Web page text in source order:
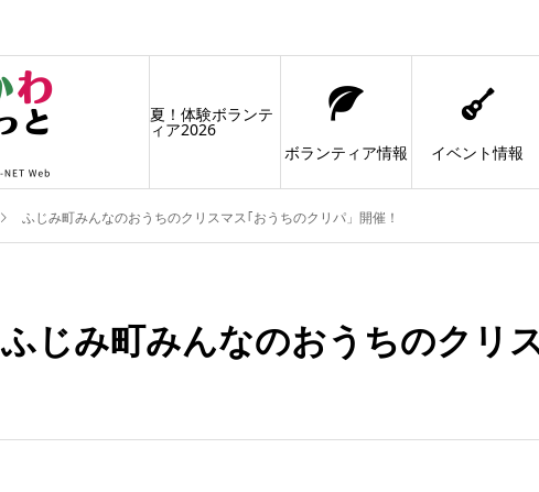
夏！体験ボランテ
ィア2026
ボランティア情報
イベント情報
ふじみ町みんなのおうちのクリスマス｢おうちのクリパ」開催！
ふじみ町みんなのおうちのクリ